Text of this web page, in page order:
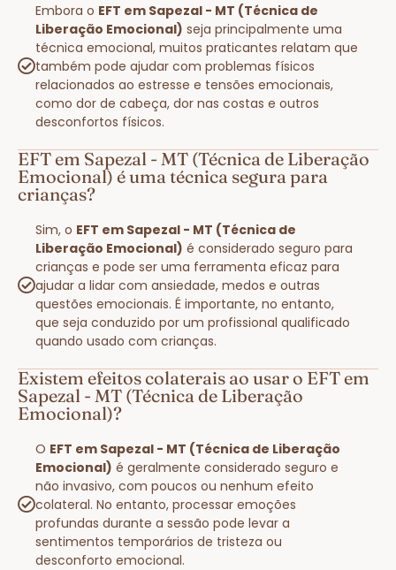
Embora o EFT em Sapezal - MT (Técnica de
Liberação Emocional) seja principalmente uma
técnica emocional, muitos praticantes relatam que
também pode ajudar com problemas físicos
relacionados ao estresse e tensões emocionais,
como dor de cabeça, dor nas costas e outros
desconfortos físicos.
EFT em Sapezal - MT (Técnica de Liberação
Emocional) é uma técnica segura para
crianças?
Sim, o EFT em Sapezal - MT (Técnica de
Liberação Emocional) é considerado seguro para
crianças e pode ser uma ferramenta eficaz para
ajudar a lidar com ansiedade, medos e outras
questões emocionais. É importante, no entanto,
que seja conduzido por um profissional qualificado
quando usado com crianças.
Existem efeitos colaterais ao usar o EFT em
Sapezal - MT (Técnica de Liberação
Emocional)?
O EFT em Sapezal - MT (Técnica de Liberação
Emocional) é geralmente considerado seguro e
não invasivo, com poucos ou nenhum efeito
colateral. No entanto, processar emoções
profundas durante a sessão pode levar a
sentimentos temporários de tristeza ou
desconforto emocional.